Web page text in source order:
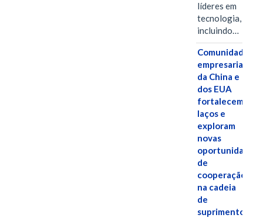
líderes em
tecnologia,
incluindo…
Comunidades
empresariais
da China e
dos EUA
fortalecem
laços e
exploram
novas
oportunidades
de
cooperação
na cadeia
de
suprimentos.